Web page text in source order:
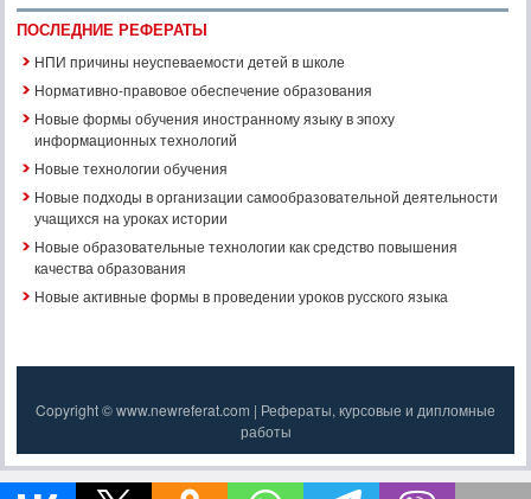
ПОСЛЕДНИЕ РЕФЕРАТЫ
НПИ причины неуспеваемости детей в школе
Нормативно-правовое обеспечение образования
Новые формы обучения иностранному языку в эпоху
информационных технологий
Новые технологии обучения
Новые подходы в организации самообразовательной деятельности
учащихся на уроках истории
Новые образовательные технологии как средство повышения
качества образования
Новые активные формы в проведении уроков русского языка
Copyright © www.newreferat.com | Рефераты, курсовые и дипломные
работы